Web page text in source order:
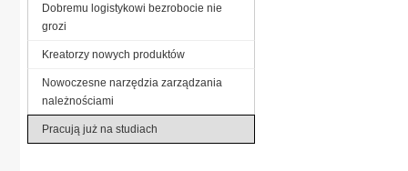
Dobremu logistykowi bezrobocie nie
grozi
Kreatorzy nowych produktów
Nowoczesne narzędzia zarządzania
należnościami
Pracują już na studiach